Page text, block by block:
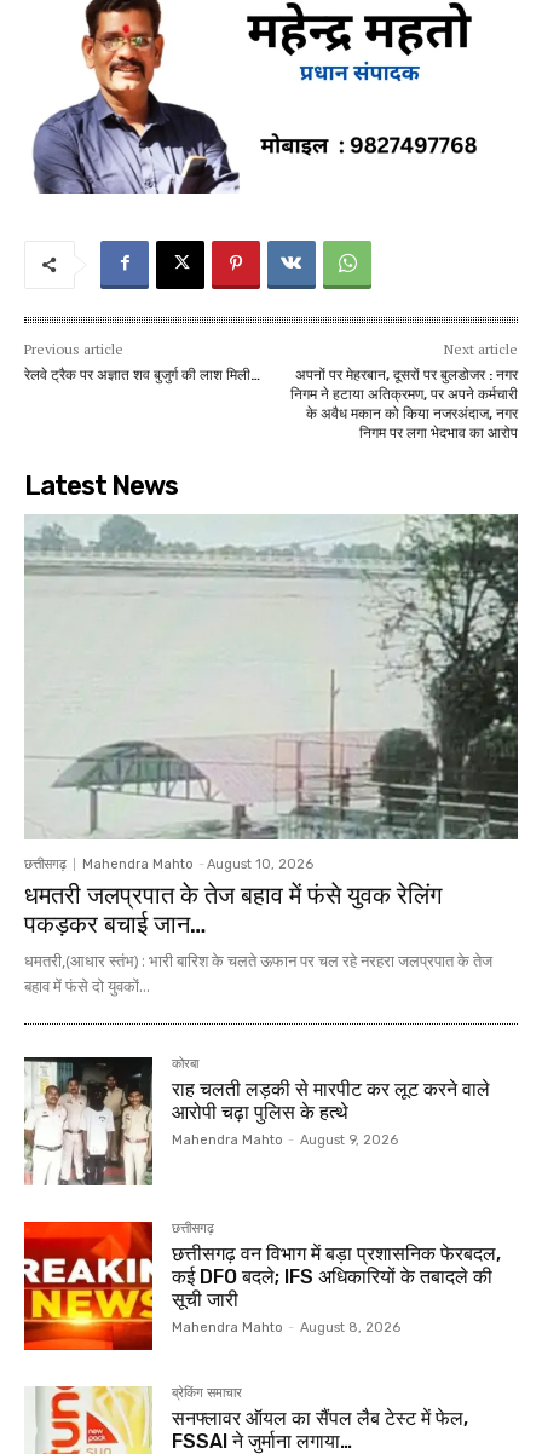
Previous article
रेलवे ट्रैक पर अज्ञात शव बुजुर्ग की लाश मिली…
Next article
अपनों पर मेहरबान, दूसरों पर बुलडोजर : नगर
निगम ने हटाया अतिक्रमण, पर अपने कर्मचारी
के अवैध मकान को किया नजरअंदाज, नगर
निगम पर लगा भेदभाव का आरोप
Latest News
छत्तीसगढ़ Mahendra Mahto - August 10, 2026
धमतरी जलप्रपात के तेज बहाव में फंसे युवक रेलिंग
पकड़कर बचाई जान…
धमतरी,(आधार स्तंभ) : भारी बारिश के चलते ऊफान पर चल रहे नरहरा जलप्रपात के तेज
बहाव में फंसे दो युवकों...
कोरबा
राह चलती लड़की से मारपीट कर लूट करने वाले
आरोपी चढ़ा पुलिस के हत्थे
Mahendra Mahto - August 9, 2026
छत्तीसगढ़
छत्तीसगढ़ वन विभाग में बड़ा प्रशासनिक फेरबदल,
कई DFO बदले; IFS अधिकारियों के तबादले की
सूची जारी
Mahendra Mahto - August 8, 2026
ब्रेकिंग समाचार
सनफ्लावर ऑयल का सैंपल लैब टेस्ट में फेल,
FSSAI ने जुर्माना लगाया…